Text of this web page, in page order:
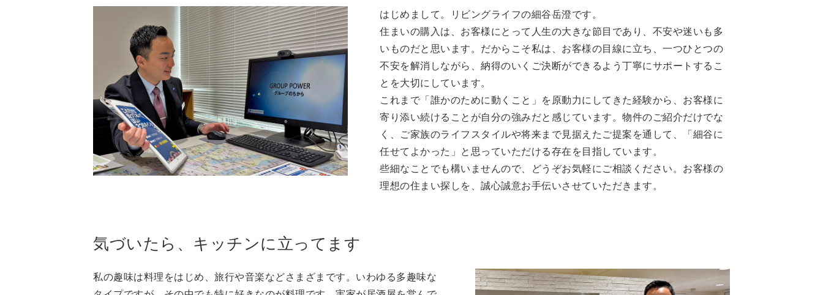
はじめまして。リビングライフの細谷岳澄です。
住まいの購入は、お客様にとって人生の大きな節目であり、不安や迷いも多
いものだと思います。だからこそ私は、お客様の目線に立ち、一つひとつの
不安を解消しながら、納得のいくご決断ができるよう丁寧にサポートするこ
とを大切にしています。
これまで「誰かのために動くこと」を原動力にしてきた経験から、お客様に
寄り添い続けることが自分の強みだと感じています。物件のご紹介だけでな
く、ご家族のライフスタイルや将来まで見据えたご提案を通して、「細谷に
任せてよかった」と思っていただける存在を目指しています。
些細なことでも構いませんので、どうぞお気軽にご相談ください。お客様の
理想の住まい探しを、誠心誠意お手伝いさせていただきます。
気づいたら、キッチンに立ってます
私の趣味は料理をはじめ、旅行や音楽などさまざまです。いわゆる多趣味な